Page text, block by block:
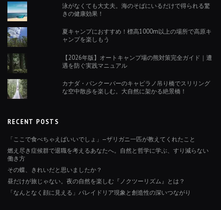
泳がなくても大丈夫。海のそばにいるだけで得られる驚
きの健康効果！
夏キャンプにおすすめ！標高1000m以上の場所で高原キ
ャンプを楽しもう
【2026年版】オートキャンプ場の熊対策完全ガイド｜遭
遇を防ぐ実践マニュアル
カナダ・バンクーバーのキャピラノ吊り橋でスリリング
な空中散歩を楽しむ。大自然に架かる絶景橋！
RECENT POSTS
「ここで食べちゃえばいいでしょ」—ザリガニ一匹が教えてくれたこと
燃え尽き症候群で退職を考えるあなたへ。自然と哲学に学ぶ、すり減らない
働き方
その蝶、きれいだと思いましたか？
昼だけが旅じゃない。夜の自然を楽しむ『ノクツーリズム』とは？
「なんとなく顔に見える」パレイドリア現象と創造性の深いつながり